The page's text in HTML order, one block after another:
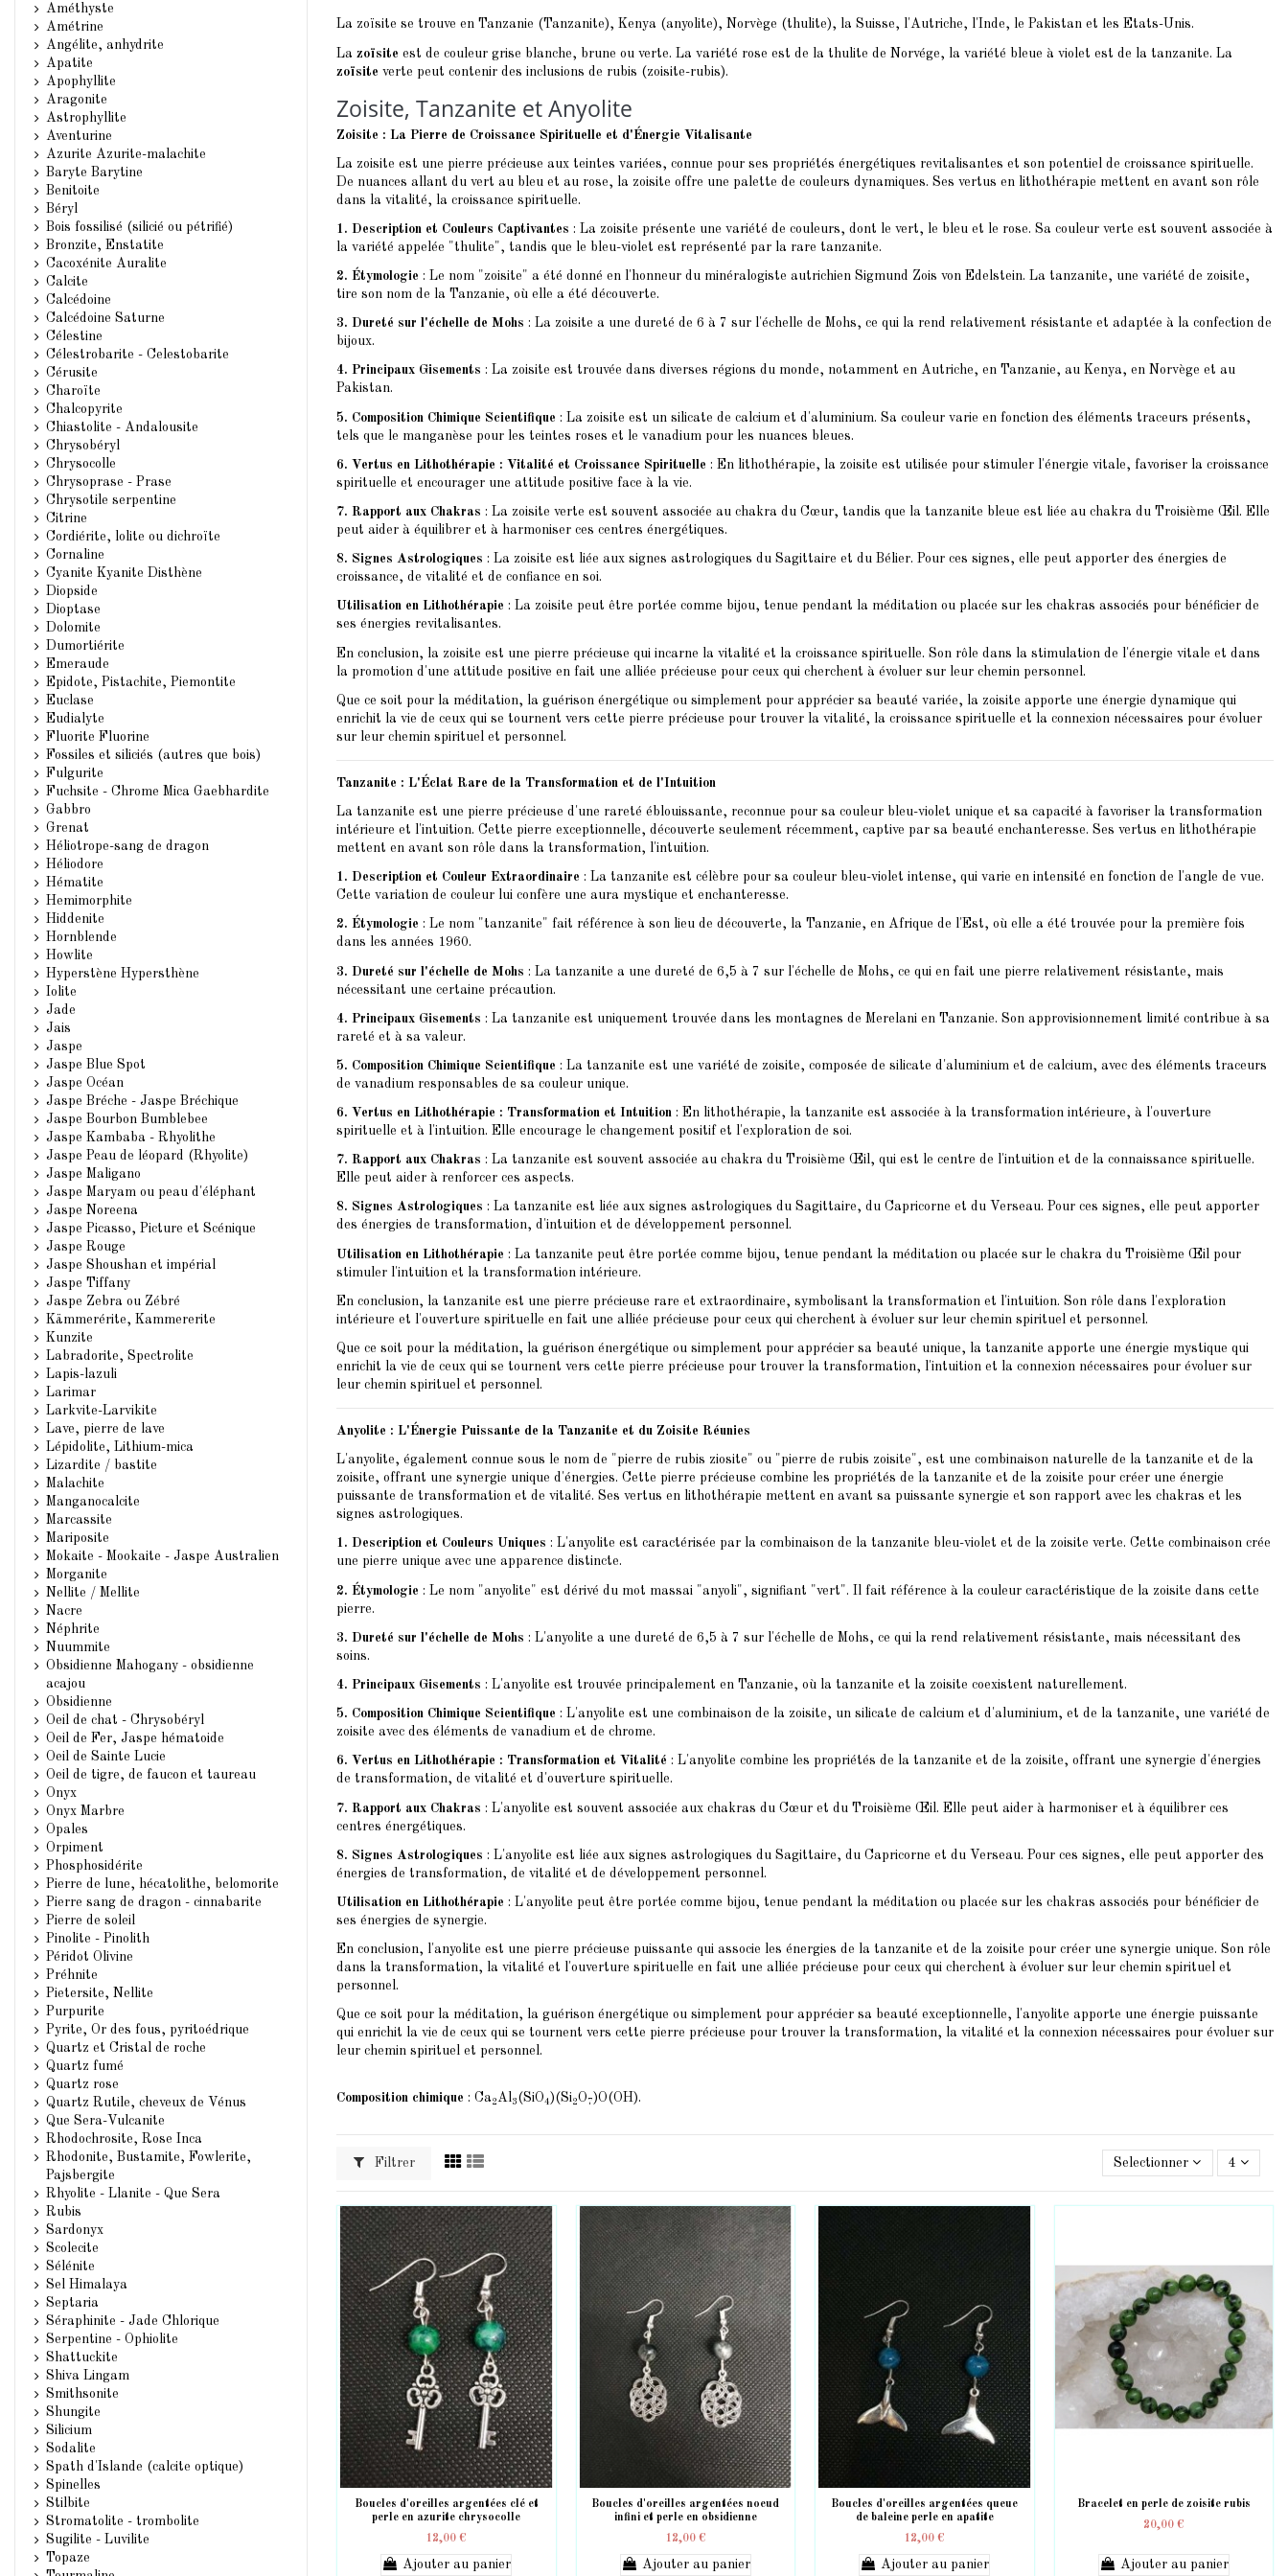
La zoïsite se trouve en Tanzanie (Tanzanite), Kenya (anyolite), Norvège (thulite), la Suisse, l'Autriche, l'Inde, le Pakistan et les Etats-Unis.
La zoïsite est de couleur grise blanche, brune ou verte. La variété rose est de la thulite de Norvége, la variété bleue à violet est de la tanzanite. La
zoïsite verte peut contenir des inclusions de rubis (zoisite-rubis).
Zoisite, Tanzanite et Anyolite
Zoisite : La Pierre de Croissance Spirituelle et d'Énergie Vitalisante
La zoisite est une pierre précieuse aux teintes variées, connue pour ses propriétés énergétiques revitalisantes et son potentiel de croissance spirituelle.
De nuances allant du vert au bleu et au rose, la zoisite offre une palette de couleurs dynamiques. Ses vertus en lithothérapie mettent en avant son rôle
dans la vitalité, la croissance spirituelle.
1. Description et Couleurs Captivantes : La zoisite présente une variété de couleurs, dont le vert, le bleu et le rose. Sa couleur verte est souvent associée à
la variété appelée "thulite", tandis que le bleu-violet est représenté par la rare tanzanite.
2. Étymologie : Le nom "zoisite" a été donné en l'honneur du minéralogiste autrichien Sigmund Zois von Edelstein. La tanzanite, une variété de zoisite,
tire son nom de la Tanzanie, où elle a été découverte.
3. Dureté sur l'échelle de Mohs : La zoisite a une dureté de 6 à 7 sur l'échelle de Mohs, ce qui la rend relativement résistante et adaptée à la confection de
bijoux.
4. Principaux Gisements : La zoisite est trouvée dans diverses régions du monde, notamment en Autriche, en Tanzanie, au Kenya, en Norvège et au
Pakistan.
5. Composition Chimique Scientifique : La zoisite est un silicate de calcium et d'aluminium. Sa couleur varie en fonction des éléments traceurs présents,
tels que le manganèse pour les teintes roses et le vanadium pour les nuances bleues.
6. Vertus en Lithothérapie : Vitalité et Croissance Spirituelle : En lithothérapie, la zoisite est utilisée pour stimuler l'énergie vitale, favoriser la croissance
spirituelle et encourager une attitude positive face à la vie.
7. Rapport aux Chakras : La zoisite verte est souvent associée au chakra du Cœur, tandis que la tanzanite bleue est liée au chakra du Troisième Œil. Elle
peut aider à équilibrer et à harmoniser ces centres énergétiques.
8. Signes Astrologiques : La zoisite est liée aux signes astrologiques du Sagittaire et du Bélier. Pour ces signes, elle peut apporter des énergies de
croissance, de vitalité et de confiance en soi.
Utilisation en Lithothérapie : La zoisite peut être portée comme bijou, tenue pendant la méditation ou placée sur les chakras associés pour bénéficier de
ses énergies revitalisantes.
En conclusion, la zoisite est une pierre précieuse qui incarne la vitalité et la croissance spirituelle. Son rôle dans la stimulation de l'énergie vitale et dans
la promotion d'une attitude positive en fait une alliée précieuse pour ceux qui cherchent à évoluer sur leur chemin personnel.
Que ce soit pour la méditation, la guérison énergétique ou simplement pour apprécier sa beauté variée, la zoisite apporte une énergie dynamique qui
enrichit la vie de ceux qui se tournent vers cette pierre précieuse pour trouver la vitalité, la croissance spirituelle et la connexion nécessaires pour évoluer
sur leur chemin spirituel et personnel.
Tanzanite : L'Éclat Rare de la Transformation et de l'Intuition
La tanzanite est une pierre précieuse d'une rareté éblouissante, reconnue pour sa couleur bleu-violet unique et sa capacité à favoriser la transformation
intérieure et l'intuition. Cette pierre exceptionnelle, découverte seulement récemment, captive par sa beauté enchanteresse. Ses vertus en lithothérapie
mettent en avant son rôle dans la transformation, l'intuition.
1. Description et Couleur Extraordinaire : La tanzanite est célèbre pour sa couleur bleu-violet intense, qui varie en intensité en fonction de l'angle de vue.
Cette variation de couleur lui confère une aura mystique et enchanteresse.
2. Étymologie : Le nom "tanzanite" fait référence à son lieu de découverte, la Tanzanie, en Afrique de l'Est, où elle a été trouvée pour la première fois
dans les années 1960.
3. Dureté sur l'échelle de Mohs : La tanzanite a une dureté de 6,5 à 7 sur l'échelle de Mohs, ce qui en fait une pierre relativement résistante, mais
nécessitant une certaine précaution.
4. Principaux Gisements : La tanzanite est uniquement trouvée dans les montagnes de Merelani en Tanzanie. Son approvisionnement limité contribue à sa
rareté et à sa valeur.
5. Composition Chimique Scientifique : La tanzanite est une variété de zoisite, composée de silicate d'aluminium et de calcium, avec des éléments traceurs
de vanadium responsables de sa couleur unique.
6. Vertus en Lithothérapie : Transformation et Intuition : En lithothérapie, la tanzanite est associée à la transformation intérieure, à l'ouverture
spirituelle et à l'intuition. Elle encourage le changement positif et l'exploration de soi.
7. Rapport aux Chakras : La tanzanite est souvent associée au chakra du Troisième Œil, qui est le centre de l'intuition et de la connaissance spirituelle.
Elle peut aider à renforcer ces aspects.
8. Signes Astrologiques : La tanzanite est liée aux signes astrologiques du Sagittaire, du Capricorne et du Verseau. Pour ces signes, elle peut apporter
des énergies de transformation, d'intuition et de développement personnel.
Utilisation en Lithothérapie : La tanzanite peut être portée comme bijou, tenue pendant la méditation ou placée sur le chakra du Troisième Œil pour
stimuler l'intuition et la transformation intérieure.
En conclusion, la tanzanite est une pierre précieuse rare et extraordinaire, symbolisant la transformation et l'intuition. Son rôle dans l'exploration
intérieure et l'ouverture spirituelle en fait une alliée précieuse pour ceux qui cherchent à évoluer sur leur chemin spirituel et personnel.
Que ce soit pour la méditation, la guérison énergétique ou simplement pour apprécier sa beauté unique, la tanzanite apporte une énergie mystique qui
enrichit la vie de ceux qui se tournent vers cette pierre précieuse pour trouver la transformation, l'intuition et la connexion nécessaires pour évoluer sur
leur chemin spirituel et personnel.
Anyolite : L'Énergie Puissante de la Tanzanite et du Zoisite Réunies
L'anyolite, également connue sous le nom de "pierre de rubis ziosite" ou "pierre de rubis zoisite", est une combinaison naturelle de la tanzanite et de la
zoisite, offrant une synergie unique d'énergies. Cette pierre précieuse combine les propriétés de la tanzanite et de la zoisite pour créer une énergie
puissante de transformation et de vitalité. Ses vertus en lithothérapie mettent en avant sa puissante synergie et son rapport avec les chakras et les
signes astrologiques.
1. Description et Couleurs Uniques : L'anyolite est caractérisée par la combinaison de la tanzanite bleu-violet et de la zoisite verte. Cette combinaison crée
une pierre unique avec une apparence distincte.
2. Étymologie : Le nom "anyolite" est dérivé du mot massai "anyoli", signifiant "vert". Il fait référence à la couleur caractéristique de la zoisite dans cette
pierre.
3. Dureté sur l'échelle de Mohs : L'anyolite a une dureté de 6,5 à 7 sur l'échelle de Mohs, ce qui la rend relativement résistante, mais nécessitant des
soins.
4. Principaux Gisements : L'anyolite est trouvée principalement en Tanzanie, où la tanzanite et la zoisite coexistent naturellement.
5. Composition Chimique Scientifique : L'anyolite est une combinaison de la zoisite, un silicate de calcium et d'aluminium, et de la tanzanite, une variété de
zoisite avec des éléments de vanadium et de chrome.
6. Vertus en Lithothérapie : Transformation et Vitalité : L'anyolite combine les propriétés de la tanzanite et de la zoisite, offrant une synergie d'énergies
de transformation, de vitalité et d'ouverture spirituelle.
7. Rapport aux Chakras : L'anyolite est souvent associée aux chakras du Cœur et du Troisième Œil. Elle peut aider à harmoniser et à équilibrer ces
centres énergétiques.
8. Signes Astrologiques : L'anyolite est liée aux signes astrologiques du Sagittaire, du Capricorne et du Verseau. Pour ces signes, elle peut apporter des
énergies de transformation, de vitalité et de développement personnel.
Utilisation en Lithothérapie : L'anyolite peut être portée comme bijou, tenue pendant la méditation ou placée sur les chakras associés pour bénéficier de
ses énergies de synergie.
En conclusion, l'anyolite est une pierre précieuse puissante qui associe les énergies de la tanzanite et de la zoisite pour créer une synergie unique. Son rôle
dans la transformation, la vitalité et l'ouverture spirituelle en fait une alliée précieuse pour ceux qui cherchent à évoluer sur leur chemin spirituel et
personnel.
Que ce soit pour la méditation, la guérison énergétique ou simplement pour apprécier sa beauté exceptionnelle, l'anyolite apporte une énergie puissante
qui enrichit la vie de ceux qui se tournent vers cette pierre précieuse pour trouver la transformation, la vitalité et la connexion nécessaires pour évoluer sur
leur chemin spirituel et personnel.
Composition chimique : Ca 2Al3 (SiO4 )(Si2O 7 )O(OH).
Filtrer Selectionner 4
Boucles d'oreilles argentées clé et
perle en azurite chrysocolle
12,00 €
Ajouter au panier
Boucles d'oreilles argentées noeud
infini et perle en obsidienne
12,00 €
Ajouter au panier
Boucles d'oreilles argentées queue
de baleine perle en apatite
12,00 €
Ajouter au panier
Bracelet en perle de zoisite rubis
20,00 €
Ajouter au panier
Améthyste
Amétrine
Angélite, anhydrite
Apatite
Apophyllite
Aragonite
Astrophyllite
Aventurine
Azurite Azurite-malachite
Baryte Barytine
Benitoite
Béryl
Bois fossilisé (silicié ou pétrifié)
Bronzite, Enstatite
Cacoxénite Auralite
Calcite
Calcédoine
Calcédoine Saturne
Célestine
Célestrobarite - Celestobarite
Cérusite
Charoïte
Chalcopyrite
Chiastolite - Andalousite
Chrysobéryl
Chrysocolle
Chrysoprase - Prase
Chrysotile serpentine
Citrine
Cordiérite, lolite ou dichroïte
Cornaline
Cyanite Kyanite Disthène
Diopside
Dioptase
Dolomite
Dumortiérite
Emeraude
Epidote, Pistachite, Piemontite
Euclase
Eudialyte
Fluorite Fluorine
Fossiles et siliciés (autres que bois)
Fulgurite
Fuchsite - Chrome Mica Gaebhardite
Gabbro
Grenat
Héliotrope-sang de dragon
Héliodore
Hématite
Hemimorphite
Hiddenite
Hornblende
Howlite
Hyperstène Hypersthène
Iolite
Jade
Jais
Jaspe
Jaspe Blue Spot
Jaspe Océan
Jaspe Bréche - Jaspe Bréchique
Jaspe Bourbon Bumblebee
Jaspe Kambaba - Rhyolithe
Jaspe Peau de léopard (Rhyolite)
Jaspe Maligano
Jaspe Maryam ou peau d'éléphant
Jaspe Noreena
Jaspe Picasso, Picture et Scénique
Jaspe Rouge
Jaspe Shoushan et impérial
Jaspe Tiffany
Jaspe Zebra ou Zébré
Kämmerérite, Kammererite
Kunzite
Labradorite, Spectrolite
Lapis-lazuli
Larimar
Larkvite-Larvikite
Lave, pierre de lave
Lépidolite, Lithium-mica
Lizardite / bastite
Malachite
Manganocalcite
Marcassite
Mariposite
Mokaite - Mookaite - Jaspe Australien
Morganite
Nellite / Mellite
Nacre
Néphrite
Nuummite
Obsidienne Mahogany - obsidienne
acajou
Obsidienne
Oeil de chat - Chrysobéryl
Oeil de Fer, Jaspe hématoide
Oeil de Sainte Lucie
Oeil de tigre, de faucon et taureau
Onyx
Onyx Marbre
Opales
Orpiment
Phosphosidérite
Pierre de lune, hécatolithe, belomorite
Pierre sang de dragon - cinnabarite
Pierre de soleil
Pinolite - Pinolith
Péridot Olivine
Préhnite
Pietersite, Nellite
Purpurite
Pyrite, Or des fous, pyritoédrique
Quartz et Cristal de roche
Quartz fumé
Quartz rose
Quartz Rutile, cheveux de Vénus
Que Sera-Vulcanite
Rhodochrosite, Rose Inca
Rhodonite, Bustamite, Fowlerite,
Pajsbergite
Rhyolite - Llanite - Que Sera
Rubis
Sardonyx
Scolecite
Sélénite
Sel Himalaya
Septaria
Séraphinite - Jade Chlorique
Serpentine - Ophiolite
Shattuckite
Shiva Lingam
Smithsonite
Shungite
Silicium
Sodalite
Spath d'Islande (calcite optique)
Spinelles
Stilbite
Stromatolite - trombolite
Sugilite - Luvilite
Topaze